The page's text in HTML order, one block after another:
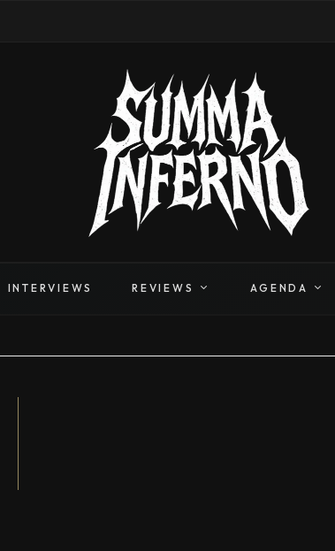
INTERVIEWS REVIEWS AGENDA